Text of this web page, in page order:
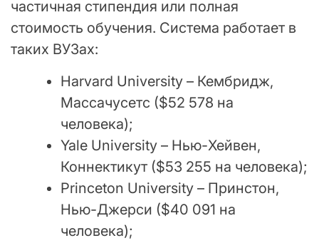
частичная стипендия или полная
стоимость обучения. Система работает в
таких ВУЗах:
Harvard University – Кембридж,
Массачусетс ($52 578 на
человека);
Yale University – Нью-Хейвен,
Коннектикут ($53 255 на человека);
Princeton University – Принстон,
Нью-Джерси ($40 091 на
человека);